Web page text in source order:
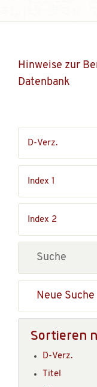
Hinweise zur
Datenbank
Neue Suche
Sortieren
D-Verz.
Titel